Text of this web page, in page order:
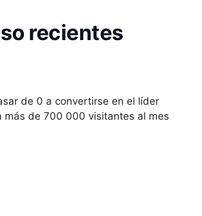
recientes
de 0 a convertirse en el líder
más de 700 000 visitantes al mes